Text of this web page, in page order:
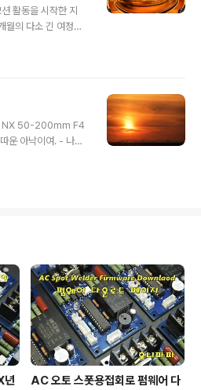
활동을 시작한 지
월의 다소 긴 여정이
하고 넘어가고자
살짝만 예기하고, 어
담은 사진만 추려
습니다. 서두에 언급
에 익어 장점들이
NX 50-200mm F4
운 아낙이여. - 나태
년
AC 오토 스폿용접회로 펌웨어 다